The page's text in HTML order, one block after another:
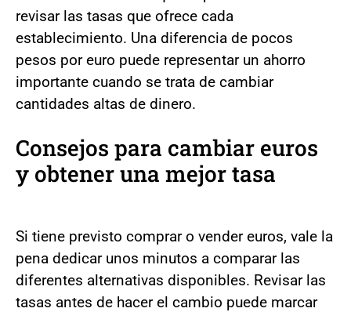
revisar las tasas que ofrece cada
establecimiento. Una diferencia de pocos
pesos por euro puede representar un ahorro
importante cuando se trata de cambiar
cantidades altas de dinero.
Consejos para cambiar euros
y obtener una mejor tasa
Si tiene previsto comprar o vender euros, vale la
pena dedicar unos minutos a comparar las
diferentes alternativas disponibles. Revisar las
tasas antes de hacer el cambio puede marcar